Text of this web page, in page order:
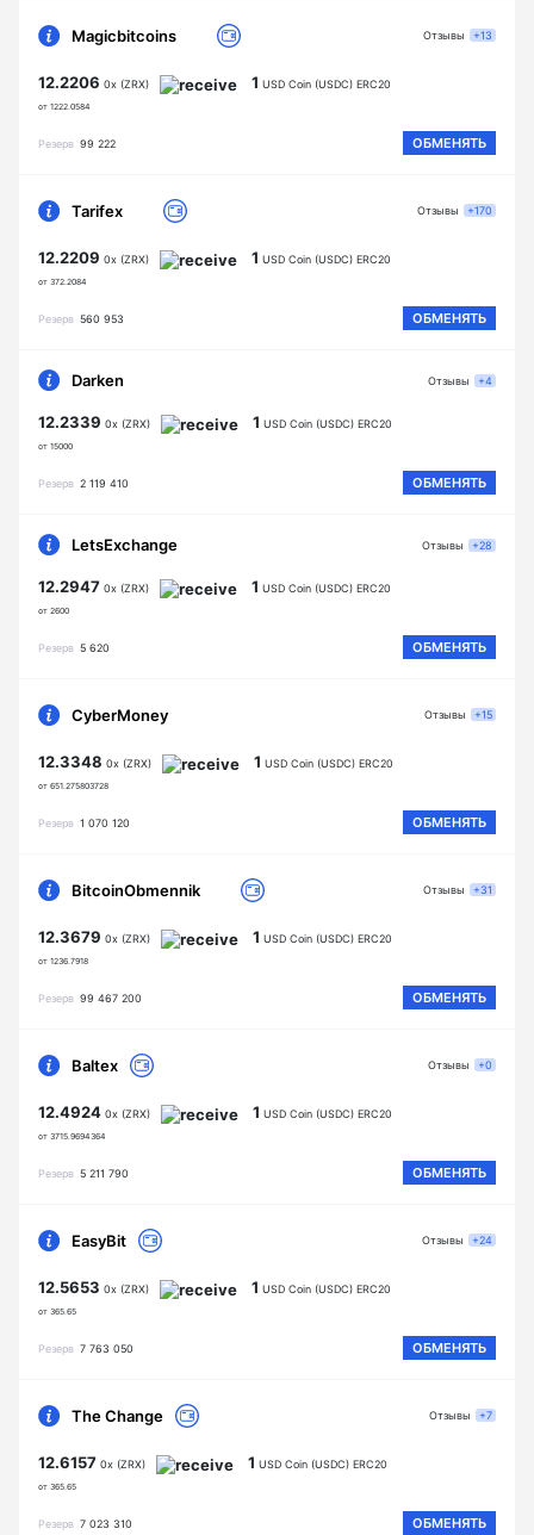
Magicbitcoins
12.2206 0x (ZRX)
от 1222.0584
1 USD Coin (USDC) ERC20
Резерв 99 222 ОБМЕНЯТЬ
Отзывы +13
Tarifex
12.2209 0x (ZRX)
от 372.2084
1 USD Coin (USDC) ERC20
Резерв 560 953 ОБМЕНЯТЬ
Отзывы +170
Darken
12.2339 0x (ZRX)
от 15000
1 USD Coin (USDC) ERC20
Резерв 2 119 410 ОБМЕНЯТЬ
Отзывы +4
LetsExchange
12.2947 0x (ZRX)
от 2600
1 USD Coin (USDC) ERC20
Резерв 5 620 ОБМЕНЯТЬ
Отзывы +28
CyberMoney
12.3348 0x (ZRX)
от 651.275803728
1 USD Coin (USDC) ERC20
Резерв 1 070 120 ОБМЕНЯТЬ
Отзывы +15
BitcoinObmennik
12.3679 0x (ZRX)
от 1236.7918
1 USD Coin (USDC) ERC20
Резерв 99 467 200 ОБМЕНЯТЬ
Отзывы +31
Baltex
12.4924 0x (ZRX)
от 3715.9694364
1 USD Coin (USDC) ERC20
Резерв 5 211 790 ОБМЕНЯТЬ
Отзывы +0
EasyBit
12.5653 0x (ZRX)
от 365.65
1 USD Coin (USDC) ERC20
Резерв 7 763 050 ОБМЕНЯТЬ
Отзывы +24
The Change
12.6157 0x (ZRX)
от 365.65
1 USD Coin (USDC) ERC20
Резерв 7 023 310 ОБМЕНЯТЬ
Отзывы +7